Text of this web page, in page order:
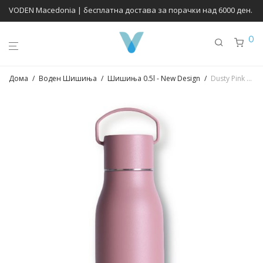
VODEN Macedonia | бесплатна достава за порачки над 6000 ден.
0
Дома / Воден Шишиња / Шишиња 0.5l - New Design / Dusty Pink 0.5l